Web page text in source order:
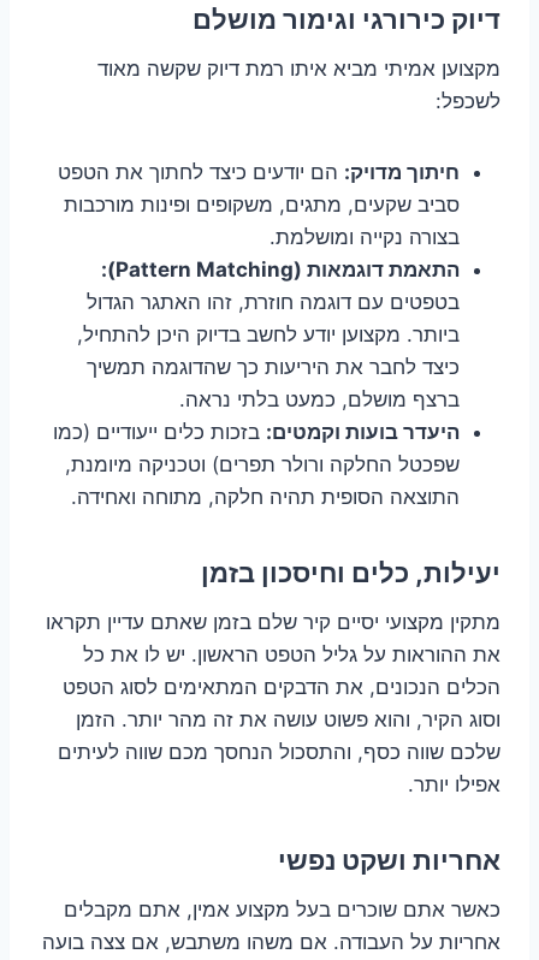
דיוק כירורגי וגימור מושלם
מקצוען אמיתי מביא איתו רמת דיוק שקשה מאוד
לשכפל:
חיתוך מדויק: הם יודעים כיצד לחתוך את הטפט
סביב שקעים, מתגים, משקופים ופינות מורכבות
בצורה נקייה ומושלמת.
התאמת דוגמאות (Pattern Matching):
בטפטים עם דוגמה חוזרת, זהו האתגר הגדול
ביותר. מקצוען יודע לחשב בדיוק היכן להתחיל,
כיצד לחבר את היריעות כך שהדוגמה תמשיך
ברצף מושלם, כמעט בלתי נראה.
היעדר בועות וקמטים: בזכות כלים ייעודיים (כמו
שפכטל החלקה ורולר תפרים) וטכניקה מיומנת,
התוצאה הסופית תהיה חלקה, מתוחה ואחידה.
יעילות, כלים וחיסכון בזמן
מתקין מקצועי יסיים קיר שלם בזמן שאתם עדיין תקראו
את ההוראות על גליל הטפט הראשון. יש לו את כל
הכלים הנכונים, את הדבקים המתאימים לסוג הטפט
וסוג הקיר, והוא פשוט עושה את זה מהר יותר. הזמן
שלכם שווה כסף, והתסכול הנחסך מכם שווה לעיתים
אפילו יותר.
אחריות ושקט נפשי
כאשר אתם שוכרים בעל מקצוע אמין, אתם מקבלים
אחריות על העבודה. אם משהו משתבש, אם צצה בועה